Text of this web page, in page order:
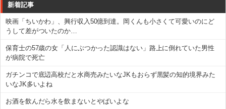
新着記事
映画「ちいかわ」、興行収入50億到達。岡くんも小さくて可愛いのにど
うして差がついたのか…
保育士の57歳の女「人にぶつかった認識はない」路上に倒れていた男性
が病院で死亡
ガチンコで底辺高校だと水商売みたいなJKもおらず黒髪の知的境界みた
いなJK多いよね
お酒を飲んだら水を飲まないとやばいよな